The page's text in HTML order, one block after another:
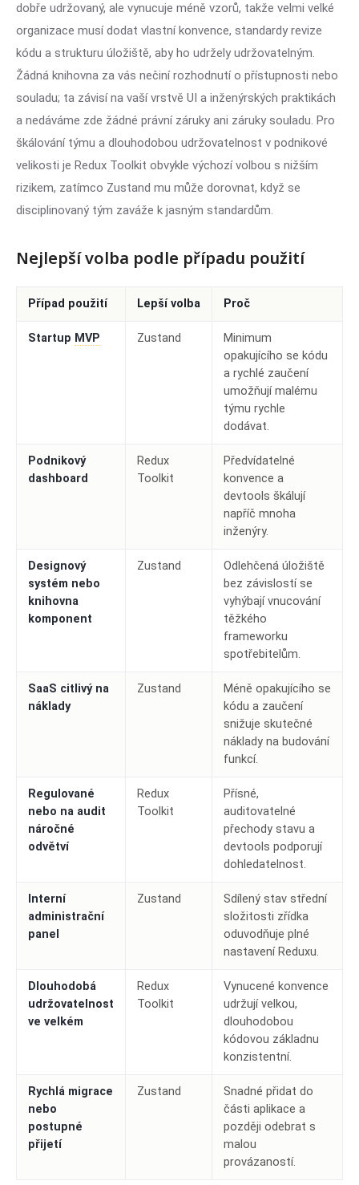
dobře udržovaný, ale vynucuje méně vzorů, takže velmi velké
organizace musí dodat vlastní konvence, standardy revize
kódu a strukturu úložiště, aby ho udržely udržovatelným.
Žádná knihovna za vás nečiní rozhodnutí o přístupnosti nebo
souladu; ta závisí na vaší vrstvě UI a inženýrských praktikách
a nedáváme zde žádné právní záruky ani záruky souladu. Pro
škálování týmu a dlouhodobou udržovatelnost v podnikové
velikosti je Redux Toolkit obvykle výchozí volbou s nižším
rizikem, zatímco Zustand mu může dorovnat, když se
disciplinovaný tým zaváže k jasným standardům.
Nejlepší volba podle případu použití
Případ použití Lepší volba Proč
Startup MVP Zustand
Minimum
opakujícího se kódu
a rychlé zaučení
umožňují malému
týmu rychle
dodávat.
Podnikový
dashboard
Redux
Toolkit
Předvídatelné
konvence a
devtools škálují
napříč mnoha
inženýry.
Designový
systém nebo
knihovna
komponent
Zustand
Odlehčená úložiště
bez závislostí se
vyhýbají vnucování
těžkého
frameworku
spotřebitelům.
SaaS citlivý na
náklady
Zustand
Méně opakujícího se
kódu a zaučení
snižuje skutečné
náklady na budování
funkcí.
Regulované
nebo na audit
náročné
odvětví
Redux
Toolkit
Přísné,
auditovatelné
přechody stavu a
devtools podporují
dohledatelnost.
Interní
administrační
panel
Zustand
Sdílený stav střední
složitosti zřídka
oduvodňuje plné
nastavení Reduxu.
Dlouhodobá
udržovatelnost
ve velkém
Redux
Toolkit
Vynucené konvence
udržují velkou,
dlouhodobou
kódovou základnu
konzistentní.
Rychlá migrace
nebo
postupné
přijetí
Zustand
Snadné přidat do
části aplikace a
později odebrat s
malou
provázaností.